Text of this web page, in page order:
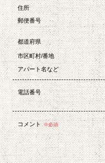
住所
郵便番号
都道府県
市区町村/番地
アパート名など
電話番号
コメント ※必須